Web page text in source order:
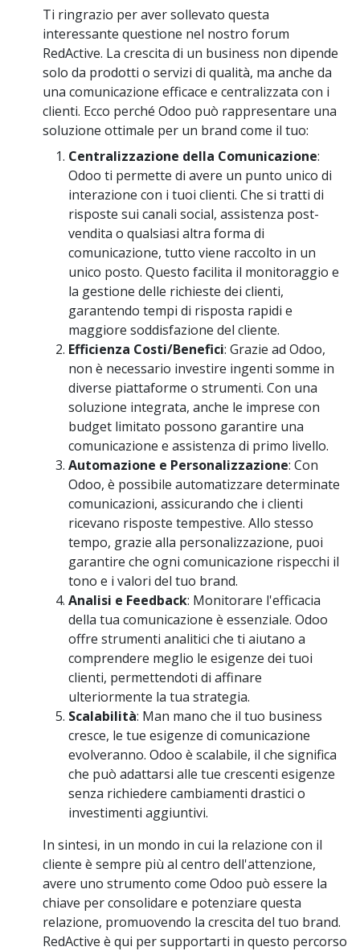
Ti ringrazio per aver sollevato questa
interessante questione nel nostro forum
RedActive. La crescita di un business non dipende
solo da prodotti o servizi di qualità, ma anche da
una comunicazione efficace e centralizzata con i
clienti. Ecco perché Odoo può rappresentare una
soluzione ottimale per un brand come il tuo:
Centralizzazione della Comunicazione:
Odoo ti permette di avere un punto unico di
interazione con i tuoi clienti. Che si tratti di
risposte sui canali social, assistenza post-
vendita o qualsiasi altra forma di
comunicazione, tutto viene raccolto in un
unico posto. Questo facilita il monitoraggio e
la gestione delle richieste dei clienti,
garantendo tempi di risposta rapidi e
maggiore soddisfazione del cliente.
Efficienza Costi/Benefici: Grazie ad Odoo,
non è necessario investire ingenti somme in
diverse piattaforme o strumenti. Con una
soluzione integrata, anche le imprese con
budget limitato possono garantire una
comunicazione e assistenza di primo livello.
Automazione e Personalizzazione: Con
Odoo, è possibile automatizzare determinate
comunicazioni, assicurando che i clienti
ricevano risposte tempestive. Allo stesso
tempo, grazie alla personalizzazione, puoi
garantire che ogni comunicazione rispecchi il
tono e i valori del tuo brand.
Analisi e Feedback: Monitorare l'efficacia
della tua comunicazione è essenziale. Odoo
offre strumenti analitici che ti aiutano a
comprendere meglio le esigenze dei tuoi
clienti, permettendoti di affinare
ulteriormente la tua strategia.
Scalabilità: Man mano che il tuo business
cresce, le tue esigenze di comunicazione
evolveranno. Odoo è scalabile, il che significa
che può adattarsi alle tue crescenti esigenze
senza richiedere cambiamenti drastici o
investimenti aggiuntivi.
In sintesi, in un mondo in cui la relazione con il
cliente è sempre più al centro dell'attenzione,
avere uno strumento come Odoo può essere la
chiave per consolidare e potenziare questa
relazione, promuovendo la crescita del tuo brand.
RedActive è qui per supportarti in questo percorso